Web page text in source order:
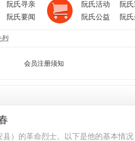
阮氏寻亲
阮氏要闻
阮氏活动 阮
阮氏公益
阮
烈
会员注册须知
）的革命烈士。以下是他的基本情